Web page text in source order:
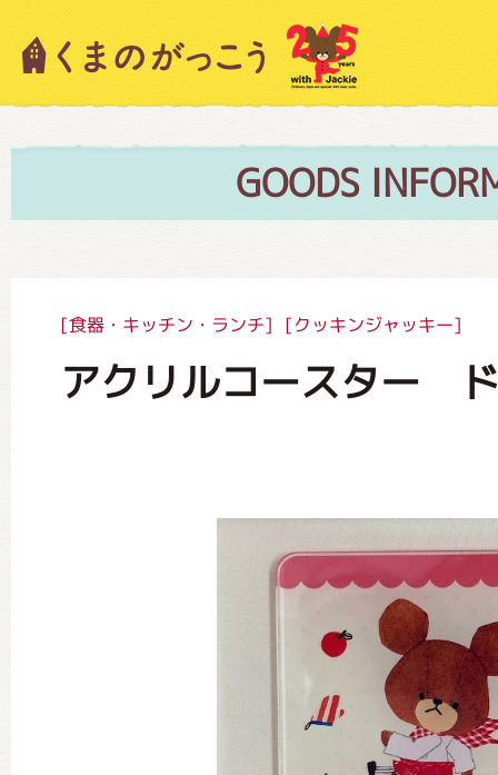
GOODS
[食器・キッチン・ランチ] [クッキンジャッキー]
アクリルコースター
キャラクター紹介
絵本・作家紹介
グッズインフォメーション
ミュージカル・コンサート